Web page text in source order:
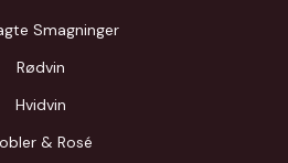
Smagninger
Rødvin
Hvidvin
& Rosé